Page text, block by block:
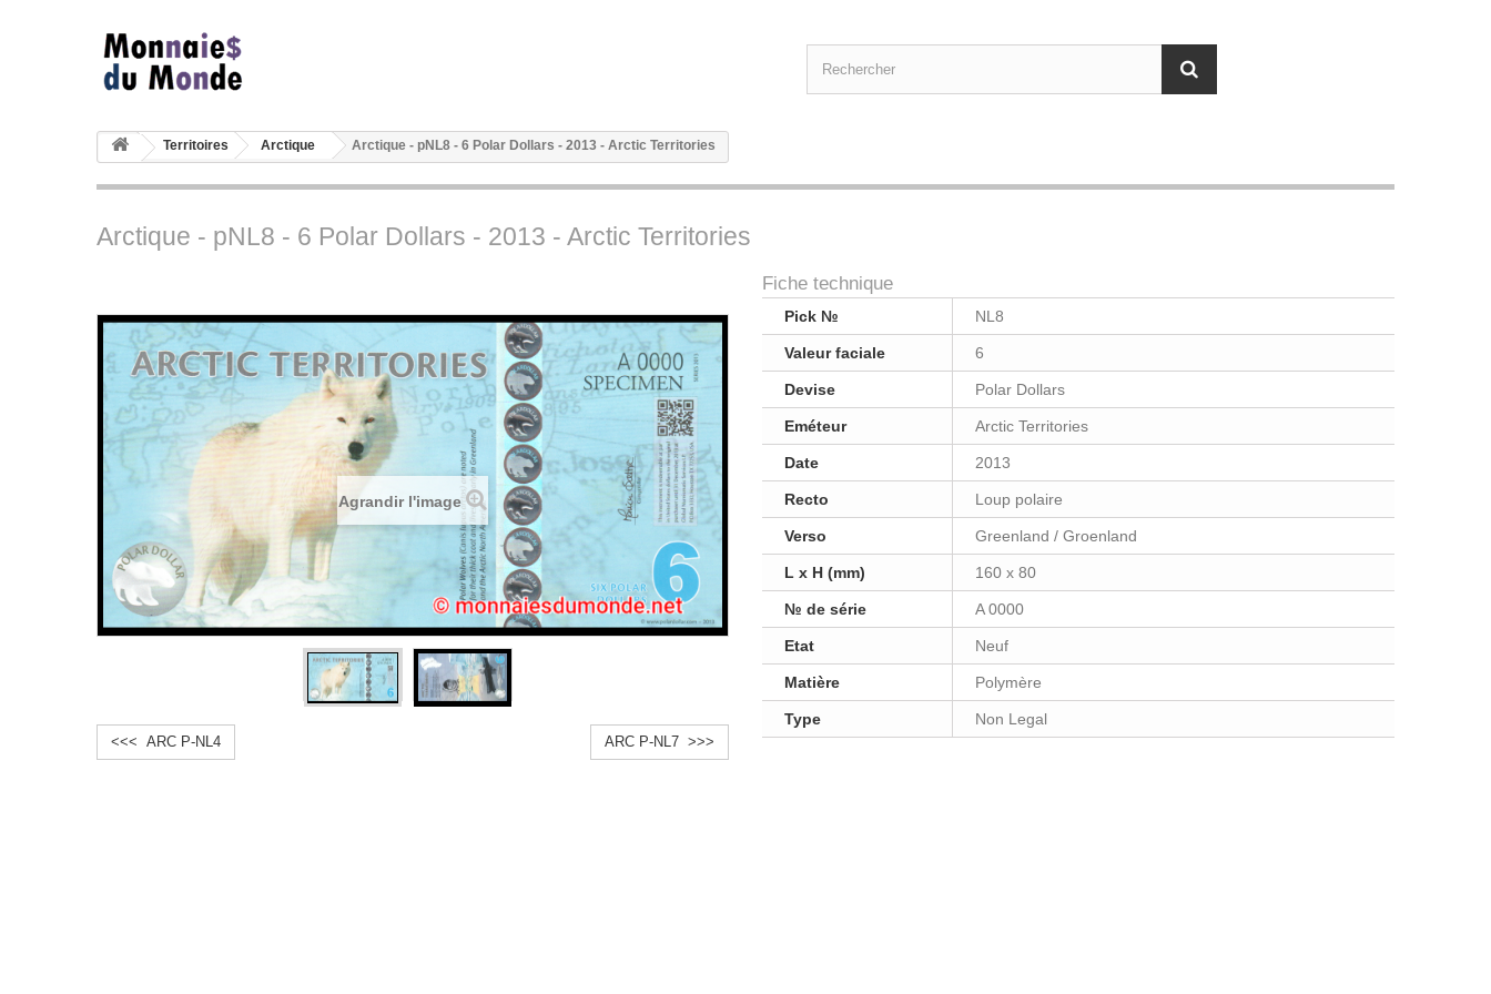
Territoires Arctique Arctique - pNL8 - 6 Polar Dollars - 2013 - Arctic Territories
Arctique - pNL8 - 6 Polar Dollars - 2013 - Arctic Territories
Agrandir l'image
<<< ARC P-NL4 ARC P-NL7 >>>
Fiche technique
Pick № NL8
Valeur faciale 6
Devise Polar Dollars
Eméteur Arctic Territories
Date 2013
Recto Loup polaire
Verso Greenland / Groenland
L x H (mm) 160 x 80
№ de série A 0000
Etat Neuf
Matière Polymère
Type Non Legal